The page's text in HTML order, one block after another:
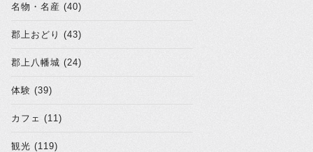
名物・名産 (40)
郡上おどり (43)
郡上八幡城 (24)
体験 (39)
カフェ (11)
観光 (119)